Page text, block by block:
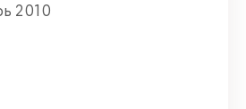
2010